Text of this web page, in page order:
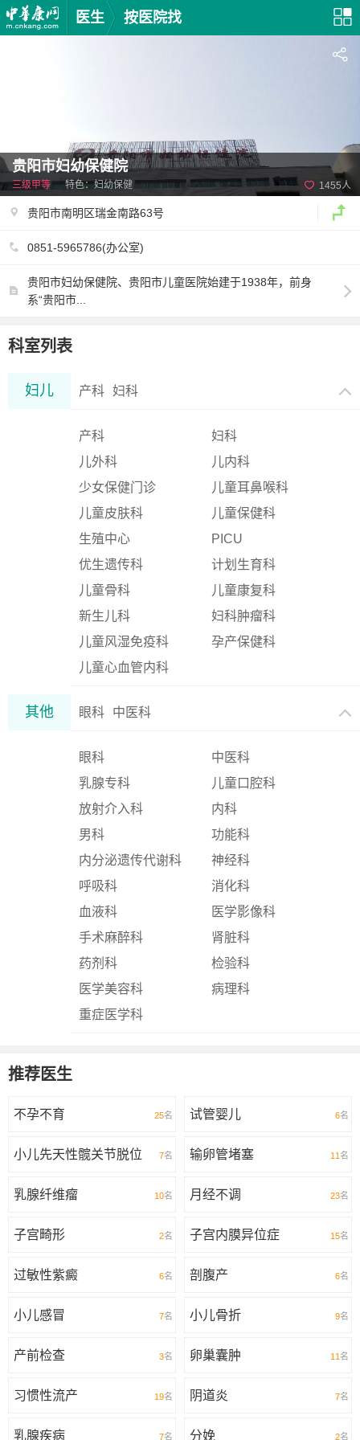
医生 按医院找
1455人
贵阳市妇幼保健院
三级甲等 特色：妇幼保健
贵阳市南明区瑞金南路63号
0851-5965786(办公室)
贵阳市妇幼保健院、贵阳市儿童医院始建于1938年，前身
系“贵阳市...
科室列表
妇儿 产科 妇科
产科
妇科
儿外科
儿内科
少女保健门诊
儿童耳鼻喉科
儿童皮肤科
儿童保健科
生殖中心
PICU
优生遗传科
计划生育科
儿童骨科
儿童康复科
新生儿科
妇科肿瘤科
儿童风湿免疫科
孕产保健科
儿童心血管内科
其他 眼科 中医科
眼科
中医科
乳腺专科
儿童口腔科
放射介入科
内科
男科
功能科
内分泌遗传代谢科
神经科
呼吸科
消化科
血液科
医学影像科
手术麻醉科
肾脏科
药剂科
检验科
医学美容科
病理科
重症医学科
推荐医生
不孕不育 25名 试管婴儿 6名
小儿先天性髋关节脱位 7名 输卵管堵塞 11 名
乳腺纤维瘤 10名 月经不调 23名
子宫畸形 2名 子宫内膜异位症 15名
过敏性紫癜 6名 剖腹产 6名
小儿感冒 7名 小儿骨折 9名
产前检查 3名 卵巢囊肿 11 名
习惯性流产 19名 阴道炎 7名
乳腺疾病 7名 分娩 2名